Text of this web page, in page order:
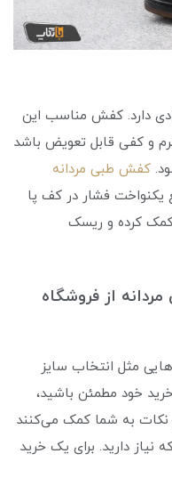
دارد. کفش مناسب این
نرم و کفی قابل تعویض باشد
کفش طبی مردانه
فشار در کف پا
کرده و ریسک
از فروشگاه
مثل انتخاب سایز
خود مطمئن باشید،
نکات به شما کمک می‌کنند
نیاز دارید. برای یک خرید